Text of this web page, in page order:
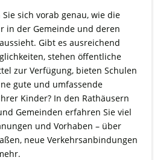
sich vorab genau, wie die
in der Gemeinde und deren
Gibt es ausreichend
stehen öffentliche
zur Verfügung, bieten Schulen
gute und umfassende
Kinder? In den Rathäusern
Gemeinden erfahren Sie viel
und Vorhaben – über
neue Verkehrsanbindungen